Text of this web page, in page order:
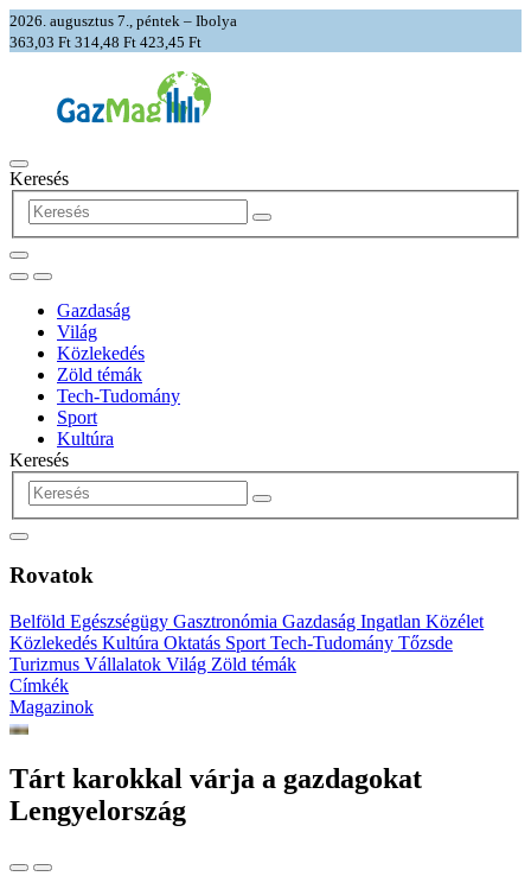
2026. augusztus 7., péntek – Ibolya
363,03 Ft 314,48 Ft 423,45 Ft
Keresés
Gazdaság
Világ
Közlekedés
Zöld témák
Tech-Tudomány
Sport
Kultúra
Keresés
Rovatok
Belföld Egészségügy Gasztronómia Gazdaság Ingatlan Közélet
Közlekedés Kultúra Oktatás Sport Tech-Tudomány Tőzsde
Turizmus Vállalatok Világ Zöld témák
Címkék
Magazinok
Tárt karokkal várja a gazdagokat
Lengyelország